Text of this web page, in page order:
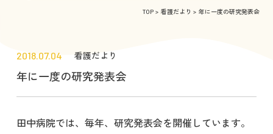
TOP 看護だより 年に一度の研究発表会
2018.07.04 看護だより
年に一度の研究発表会
田中病院では、毎年、研究発表会を開催しています。